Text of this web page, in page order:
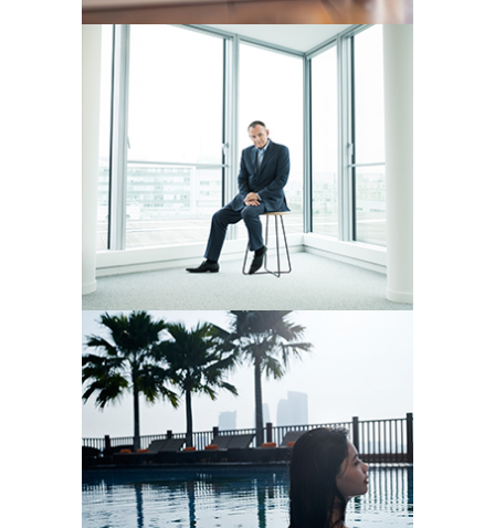
ANTONIN WEBER
Photographe basé entre Paris et
Istanbul, il réalise des portraits et
reportages en entreprise.
BORIS ZULIANI
Photographe basé au Vietnam, il
travaille dans toute l’Asie du Sud Est. Il
est spécialisé en photographie de